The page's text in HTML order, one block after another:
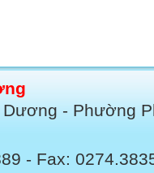
- Phường
- Fax: